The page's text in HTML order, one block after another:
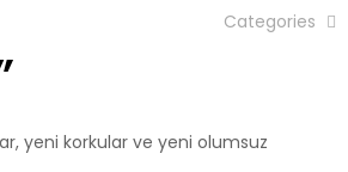
Categories
yeni korkular ve yeni olumsuz